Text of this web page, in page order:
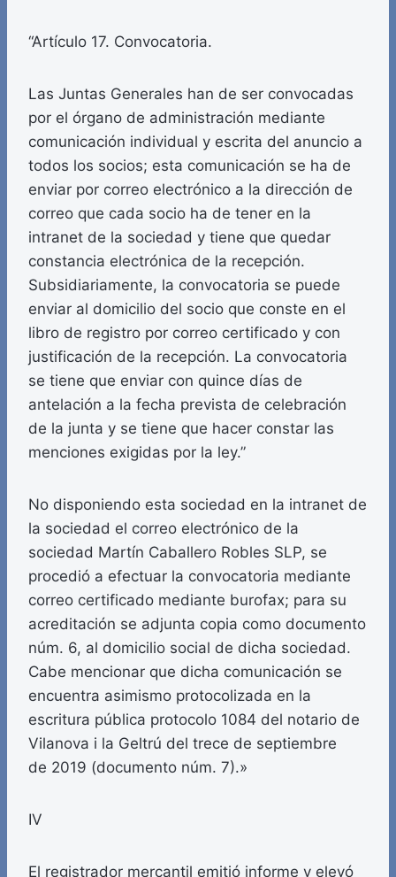
“Artículo 17. Convocatoria.
Las Juntas Generales han de ser convocadas
por el órgano de administración mediante
comunicación individual y escrita del anuncio a
todos los socios; esta comunicación se ha de
enviar por correo electrónico a la dirección de
correo que cada socio ha de tener en la
intranet de la sociedad y tiene que quedar
constancia electrónica de la recepción.
Subsidiariamente, la convocatoria se puede
enviar al domicilio del socio que conste en el
libro de registro por correo certificado y con
justificación de la recepción. La convocatoria
se tiene que enviar con quince días de
antelación a la fecha prevista de celebración
de la junta y se tiene que hacer constar las
menciones exigidas por la ley.”
No disponiendo esta sociedad en la intranet de
la sociedad el correo electrónico de la
sociedad Martín Caballero Robles SLP, se
procedió a efectuar la convocatoria mediante
correo certificado mediante burofax; para su
acreditación se adjunta copia como documento
núm. 6, al domicilio social de dicha sociedad.
Cabe mencionar que dicha comunicación se
encuentra asimismo protocolizada en la
escritura pública protocolo 1084 del notario de
Vilanova i la Geltrú del trece de septiembre
de 2019 (documento núm. 7).»
IV
El registrador mercantil emitió informe y elevó